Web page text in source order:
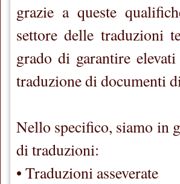
grazie a queste
settore delle traduzioni
grado di garantire
traduzione di documenti
Nello specifico, siamo in
di traduzioni:
• Traduzioni asseverate